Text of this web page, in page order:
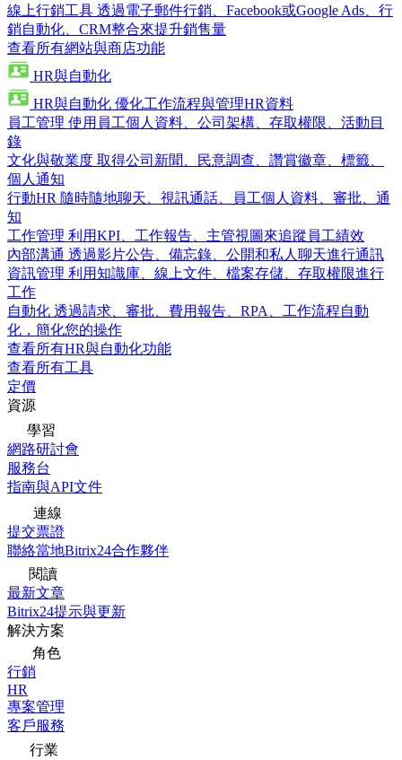
線上行銷工具 透過電子郵件行銷、Facebook或Google Ads、行
銷自動化、CRM整合來提升銷售量
查看所有網站與商店功能
HR與自動化
HR與自動化 優化工作流程與管理HR資料
員工管理 使用員工個人資料、公司架構、存取權限、活動目
錄
文化與敬業度 取得公司新聞、民意調查、讚賞徽章、標籤、
個人通知
行動HR 隨時隨地聊天、視訊通話、員工個人資料、審批、通
知
工作管理 利用KPI、工作報告、主管視圖來追蹤員工績效
內部溝通 透過影片公告、備忘錄、公開和私人聊天進行通訊
資訊管理 利用知識庫、線上文件、檔案存儲、存取權限進行
工作
自動化 透過請求、審批、費用報告、RPA、工作流程自動
化，簡化您的操作
查看所有HR與自動化功能
查看所有工具
定價
資源
學習
網路研討會
服務台
指南與API文件
連線
提交票證
聯絡當地Bitrix24合作夥伴
閱讀
最新文章
Bitrix24提示與更新
解決方案
角色
行銷
HR
專案管理
客戶服務
行業